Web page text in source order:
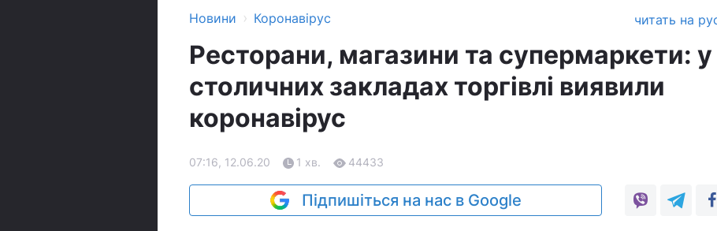
Новини › Коронавірус читать на
Ресторани, магазини та супермаркети:
столичних закладах торгівлі виявили
коронавірус
07:16, 12.06.20 1 хв. 44433
Підпишіться на нас в Google